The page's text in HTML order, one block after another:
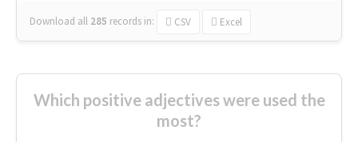
Download all 285 records in: CSV Excel
Which positive adjectives were used the
most?